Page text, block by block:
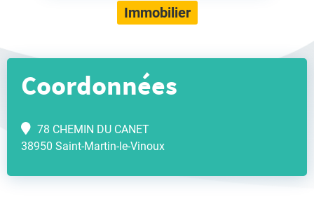
Immobilier
Coordonnées
78 CHEMIN DU CANET
38950 Saint-Martin-le-Vinoux